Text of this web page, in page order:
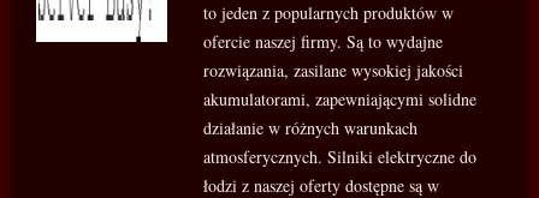
to jeden z popularnych produktów w
ofercie naszej firmy. Są to wydajne
rozwiązania, zasilane wysokiej jakości
akumulatorami, zapewniającymi solidne
działanie w różnych warunkach
atmosferycznych. Silniki elektryczne do
łodzi z naszej oferty dostępne są w